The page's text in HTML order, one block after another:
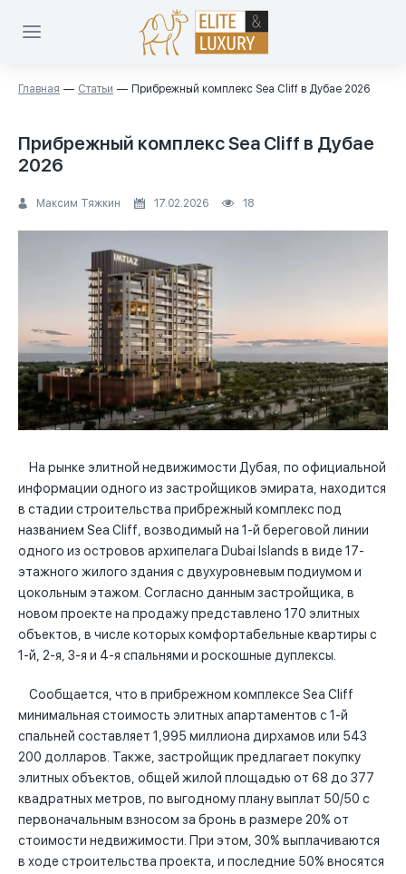
Главная Статьи Прибрежный комплекс Sea Cliff в Дубае 2026
Прибрежный комплекс Sea Cliff в Дубае
2026
Максим Тяжкин 17.02.2026 18
На рынке элитной недвижимости Дубая, по официальной
информации одного из застройщиков эмирата, находится
в стадии строительства прибрежный комплекс под
названием Sea Cliff, возводимый на 1-й береговой линии
одного из островов архипелага Dubai Islands в виде 17-
этажного жилого здания с двухуровневым подиумом и
цокольным этажом. Согласно данным застройщика, в
новом проекте на продажу представлено 170 элитных
объектов, в числе которых комфортабельные квартиры с
1-й, 2-я, 3-я и 4-я спальнями и роскошные дуплексы.
Сообщается, что в прибрежном комплексе Sea Cliff
минимальная стоимость элитных апартаментов с 1-й
спальней составляет 1,995 миллиона дирхамов или 543
200 долларов. Также, застройщик предлагает покупку
элитных объектов, общей жилой площадью от 68 до 377
квадратных метров, по выгодному плану выплат 50/50 с
первоначальным взносом за бронь в размере 20% от
стоимости недвижимости. При этом, 30% выплачиваются
в ходе строительства проекта, и последние 50% вносятся